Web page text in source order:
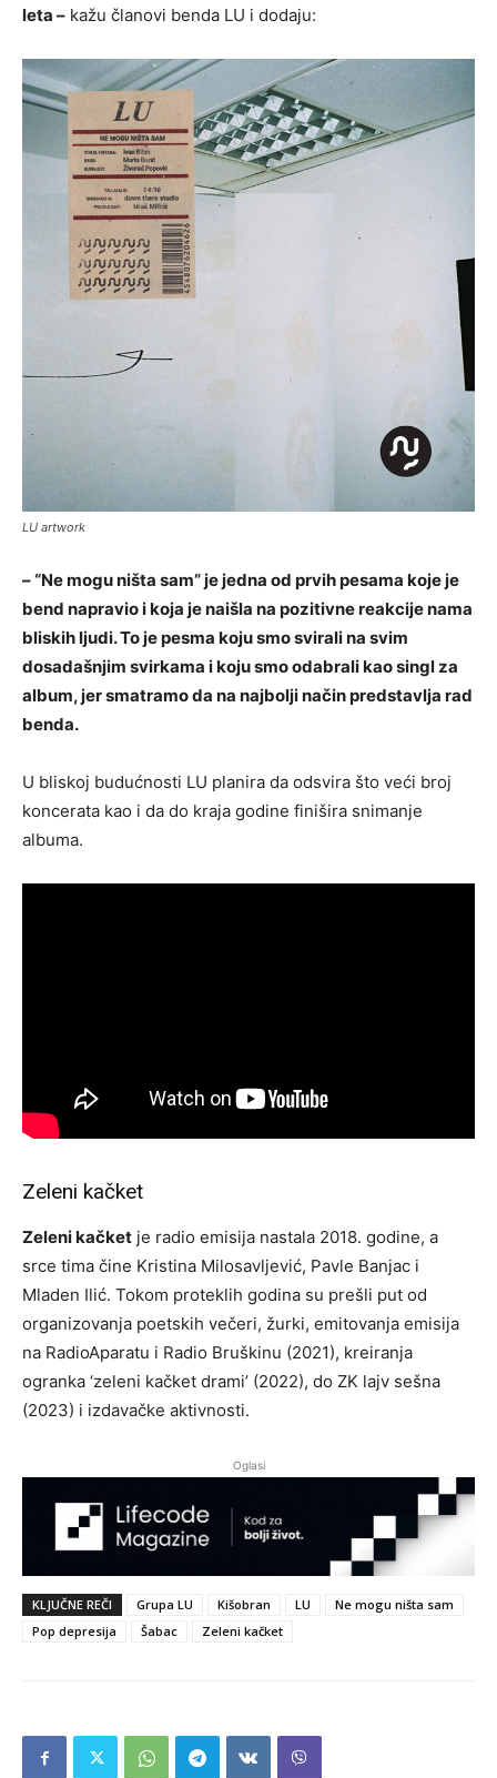
leta – kažu članovi benda LU i dodaju:
LU artwork
– “Ne mogu ništa sam” je jedna od prvih pesama koje je
bend napravio i koja je naišla na pozitivne reakcije nama
bliskih ljudi. To je pesma koju smo svirali na svim
dosadašnjim svirkama i koju smo odabrali kao singl za
album, jer smatramo da na najbolji način predstavlja rad
benda.
U bliskoj budućnosti LU planira da odsvira što veći broj
koncerata kao i da do kraja godine finišira snimanje
albuma.
Zeleni kačket
Zeleni kačket je radio emisija nastala 2018. godine, a
srce tima čine Kristina Milosavljević, Pavle Banjac i
Mladen Ilić. Tokom proteklih godina su prešli put od
organizovanja poetskih večeri, žurki, emitovanja emisija
na RadioAparatu i Radio Bruškinu (2021), kreiranja
ogranka ‘zeleni kačket drami’ (2022), do ZK lajv sešna
(2023) i izdavačke aktivnosti.
Oglasi
KLJUČNE REČI Grupa LU Kišobran LU
Ne mogu ništa sam
Pop depresija
Šabac Zeleni kačket